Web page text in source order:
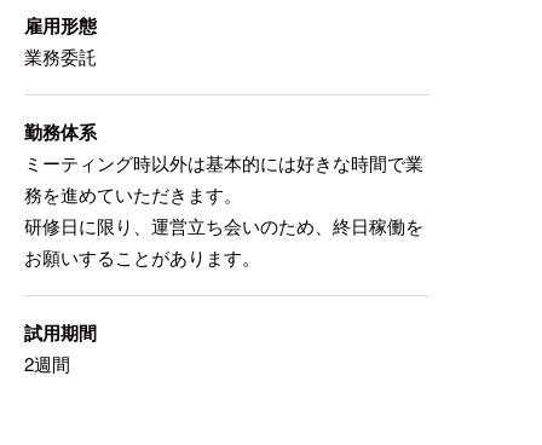
雇用形態
業務委託
勤務体系
ミーティング時以外は基本的には好きな時間で業
務を進めていただきます。
研修日に限り、運営立ち会いのため、終日稼働を
お願いすることがあります。
試用期間
2週間